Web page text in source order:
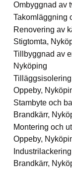
Ombyggnad av
Takomläggning
Renovering av
Stigtomta,
Tillbyggnad av
Nyköping
Oppeby,
Stambyte och
Brandkärr,
Montering och
Oppeby,
Brandkärr,